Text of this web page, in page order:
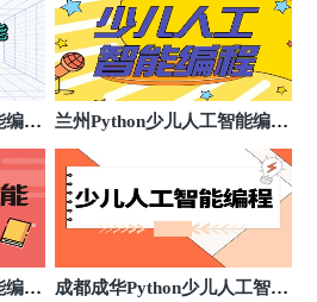
岸城小码王少儿编程培训
海德三道天利中央商务广场B座1603
富大厦小码王少儿编程培训
小码王少儿编程培训
天河北路689号光大银行大厦3层302单元
岗小码王少儿编程培训
江南大道路408号汇普中心首层111商铺
编程
兰州Python少儿人工智能编程
集训班
编程 成都成华Python少儿人工智能